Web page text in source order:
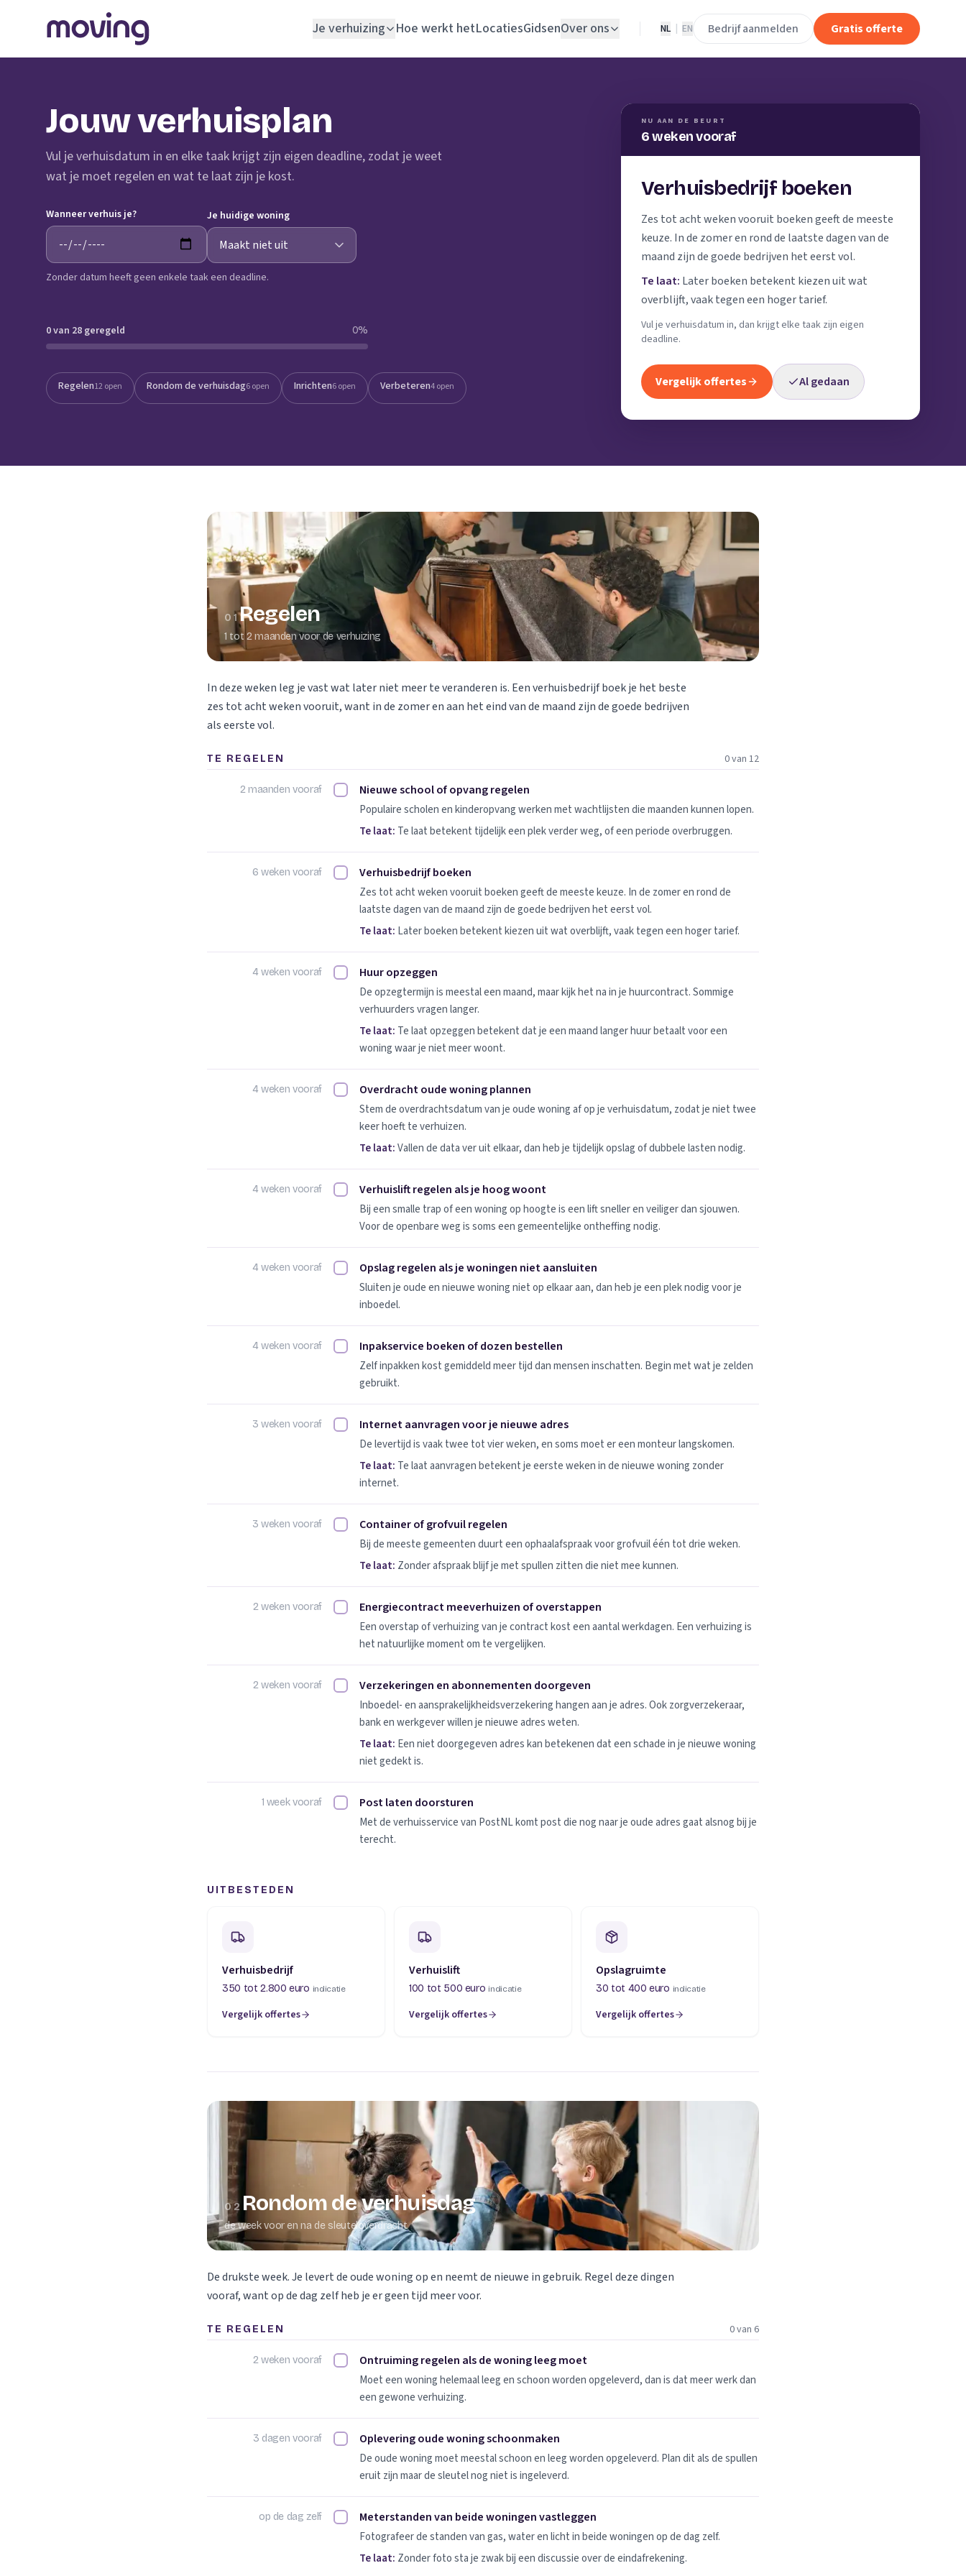
Je verhuizing
Opslagruimte
Schoonmaakbedrijf
Schildersbedrijf
Klusjesman
Loodgieter
Slotenmaker
Hoe werkt hetLocatiesGidsenOver ons NL EN Bedrijf aanmelden Gratis offerte
Jouw verhuisplan
Vul je verhuisdatum in en elke taak krijgt zijn eigen deadline, zodat je weet
wat je moet regelen en wat te laat zijn je kost.
Wanneer verhuis je? Je huidige woning
Zonder datum heeft geen enkele taak een deadline.
NU AAN DE BEURT
6 weken vooraf
Verhuisbedrijf boeken
Zes tot acht weken vooruit boeken geeft de meeste
keuze. In de zomer en rond de laatste dagen van de
maand zijn de goede bedrijven het eerst vol.
Te laat: Later boeken betekent kiezen uit wat
overblijft, vaak tegen een hoger tarief.
Vul je verhuisdatum in, dan krijgt elke taak zijn eigen
deadline.
Vergelijk offertes Al gedaan
0 van 28 geregeld 0%
Regelen12 open Rondom de verhuisdag6 open Inrichten6 open Verbeteren4 open
01Regelen
1 tot 2 maanden voor de verhuizing
In deze weken leg je vast wat later niet meer te veranderen is. Een verhuisbedrijf boek je het beste
zes tot acht weken vooruit, want in de zomer en aan het eind van de maand zijn de goede bedrijven
als eerste vol.
TE REGELEN 0 van 12
2 maanden vooraf Nieuwe school of opvang regelen afvinken
Nieuwe school of opvang regelen
Populaire scholen en kinderopvang werken met wachtlijsten die maanden kunnen lopen.
Te laat: Te laat betekent tijdelijk een plek verder weg, of een periode overbruggen.
6 weken vooraf Verhuisbedrijf boeken afvinken
Verhuisbedrijf boeken
Zes tot acht weken vooruit boeken geeft de meeste keuze. In de zomer en rond de
laatste dagen van de maand zijn de goede bedrijven het eerst vol.
Te laat: Later boeken betekent kiezen uit wat overblijft, vaak tegen een hoger tarief.
4 weken vooraf Huur opzeggen afvinken
Huur opzeggen
De opzegtermijn is meestal een maand, maar kijk het na in je huurcontract. Sommige
verhuurders vragen langer.
Te laat: Te laat opzeggen betekent dat je een maand langer huur betaalt voor een
woning waar je niet meer woont.
4 weken vooraf Overdracht oude woning plannen afvinken
Overdracht oude woning plannen
Stem de overdrachtsdatum van je oude woning af op je verhuisdatum, zodat je niet twee
keer hoeft te verhuizen.
Te laat:Vallen de data ver uit elkaar, dan heb je tijdelijk opslag of dubbele lasten nodig.
4 weken vooraf Verhuislift regelen als je hoog woont afvinken
Verhuislift regelen als je hoog woont
Bij een smalle trap of een woning op hoogte is een lift sneller en veiliger dan sjouwen.
Voor de openbare weg is soms een gemeentelijke ontheffing nodig.
4 weken vooraf Opslag regelen als je woningen niet aansluiten afvinken
Opslag regelen als je woningen niet aansluiten
Sluiten je oude en nieuwe woning niet op elkaar aan, dan heb je een plek nodig voor je
inboedel.
4 weken vooraf Inpakservice boeken of dozen bestellen afvinken
Inpakservice boeken of dozen bestellen
Zelf inpakken kost gemiddeld meer tijd dan mensen inschatten. Begin met wat je zelden
gebruikt.
3 weken vooraf Internet aanvragen voor je nieuwe adres afvinken
Internet aanvragen voor je nieuwe adres
De levertijd is vaak twee tot vier weken, en soms moet er een monteur langskomen.
Te laat: Te laat aanvragen betekent je eerste weken in de nieuwe woning zonder
internet.
3 weken vooraf Container of grofvuil regelen afvinken
Container of grofvuil regelen
Bij de meeste gemeenten duurt een ophaalafspraak voor grofvuil één tot drie weken.
Te laat: Zonder afspraak blijf je met spullen zitten die niet mee kunnen.
2 weken vooraf Energiecontract meeverhuizen of overstappen afvinken
Energiecontract meeverhuizen of overstappen
Een overstap of verhuizing van je contract kost een aantal werkdagen. Een verhuizing is
het natuurlijke moment om te vergelijken.
2 weken vooraf Verzekeringen en abonnementen doorgeven afvinken
Verzekeringen en abonnementen doorgeven
Inboedel- en aansprakelijkheidsverzekering hangen aan je adres. Ook zorgverzekeraar,
bank en werkgever willen je nieuwe adres weten.
Te laat: Een niet doorgegeven adres kan betekenen dat een schade in je nieuwe woning
niet gedekt is.
1 week vooraf Post laten doorsturen afvinken
Post laten doorsturen
Met de verhuisservice van PostNL komt post die nog naar je oude adres gaat alsnog bij je
terecht.
UITBESTEDEN
Verhuisbedrijf
350 tot 2.800 euro indicatie
Vergelijk offertes
(opent in een nieuw tabblad)
Verhuislift
100 tot 500 euro indicatie
Vergelijk offertes
(opent in een nieuw tabblad)
Opslagruimte
30 tot 400 euro indicatie
Vergelijk offertes
(opent in een nieuw tabblad)
02 Rondom de verhuisdag
de week voor en na de sleuteloverdracht
De drukste week. Je levert de oude woning op en neemt de nieuwe in gebruik. Regel deze dingen
vooraf, want op de dag zelf heb je er geen tijd meer voor.
TE REGELEN 0 van 6
2 weken vooraf Ontruiming regelen als de woning leeg moet afvinken
Ontruiming regelen als de woning leeg moet
Moet een woning helemaal leeg en schoon worden opgeleverd, dan is dat meer werk dan
een gewone verhuizing.
3 dagen vooraf Oplevering oude woning schoonmaken afvinken
Oplevering oude woning schoonmaken
De oude woning moet meestal schoon en leeg worden opgeleverd. Plan dit als de spullen
eruit zijn maar de sleutel nog niet is ingeleverd.
op de dag zelf Meterstanden van beide woningen vastleggen afvinken
Meterstanden van beide woningen vastleggen
Fotografeer de standen van gas, water en licht in beide woningen op de dag zelf.
Te laat: Zonder foto sta je zwak bij een discussie over de eindafrekening.